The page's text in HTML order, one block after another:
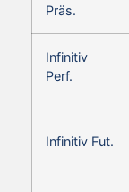
Präs.
Infinitiv
Perf.
Infinitiv Fut.